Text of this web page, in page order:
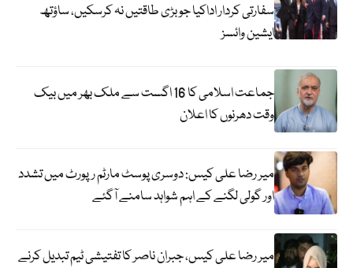
سفارتی کردار اداکیا جو بڑی طاقتیں نہ کرسکیں، ساؤتھ
ایشین وائسز
جماعت اسلامی کا 16 اگست سے ملک بھر میں بیک
وقت دھرنوں کا اعلان
میر رضا علی کیس: دوسری پوسٹ مارٹم رپورٹ میں تشدد
اور گولی لگنے کے اہم شواہد سامنے آگئے
میر رضا علی کیس، جبران ناصر کا تفتیشی ٹیم تبدیل کرنے